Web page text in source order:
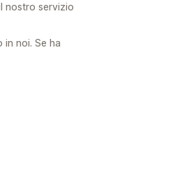
nostro servizio
noi. Se ha